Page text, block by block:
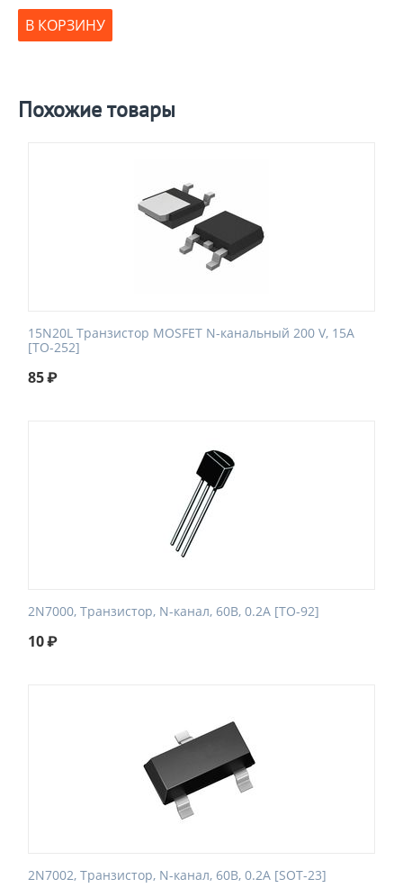
В КОРЗИНУ
Похожие товары
15N20L Транзистор MOSFET N-канальный 200 V, 15A
[TO-252]
85₽
2N7000, Транзистор, N-канал, 60В, 0.2А [TO-92]
10₽
2N7002, Транзистор, N-канал, 60В, 0.2А [SOT-23]